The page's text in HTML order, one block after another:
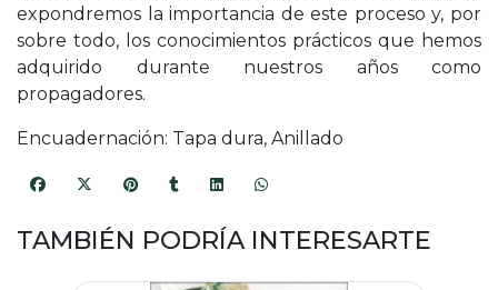
expondremos la importancia de este proceso y, por
sobre todo, los conocimientos prácticos que hemos
adquirido durante nuestros años como
propagadores.
Encuadernación: Tapa dura, Anillado
TAMBIÉN PODRÍA INTERESARTE